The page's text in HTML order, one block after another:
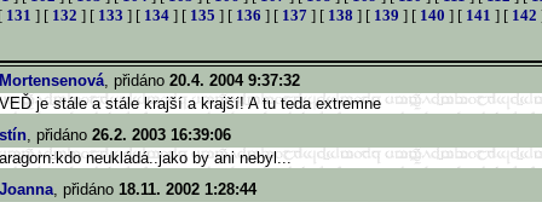
131 ] [ 132 ] [ 133 ] [ 134] [ 135 ] [ 136 ] [ 137] [ 138 ] [ 139 ] [ 140 ] [ 141 ] [ 142
Mortensenová, přidáno 20.4. 2004 9:37:32
VEĎ je stále a stále krajší a krajší! A tu teda extremne
stín, přidáno 26.2. 2003 16:39:06
aragorn:kdo neukládá..jako by ani nebyl...
Joanna, přidáno 18.11. 2002 1:28:44